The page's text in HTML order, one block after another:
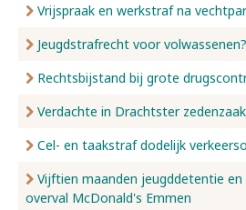
Vrijspraak en werkstraf na
Jeugdstrafrecht voor volwassenen?
Rechtsbijstand bij grote
Verdachte in Drachtster
Cel- en taakstraf dodelijk
Vijftien maanden jeugddetentie
overval McDonald's Emmen